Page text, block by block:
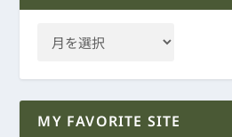
MY FAVORITE SITE